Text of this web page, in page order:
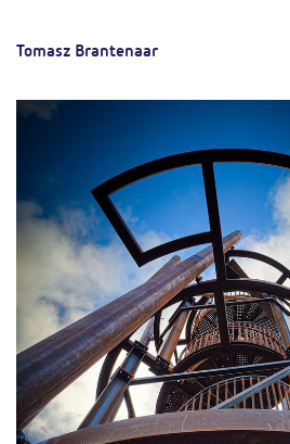
Tomasz Brantenaar